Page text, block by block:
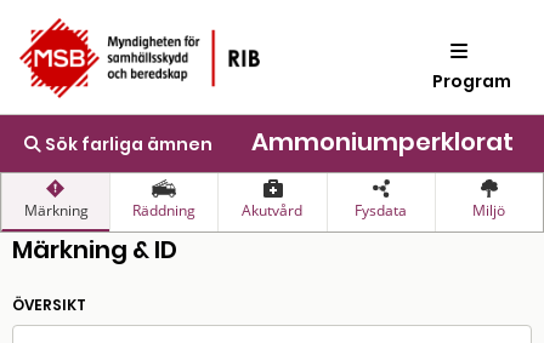
Program
Sök farliga ämnen Ammoniumperklorat
Märkning Räddning Akutvård Fysdata Miljö
Märkning & ID
ÖVERSIKT